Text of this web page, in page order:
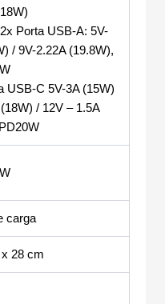
Porta USB-A: 5V-
/ 9V-2.22A (19.8W),
USB-C 5V-3A (15W)
/ 12V – 1.5A
carga
28 cm